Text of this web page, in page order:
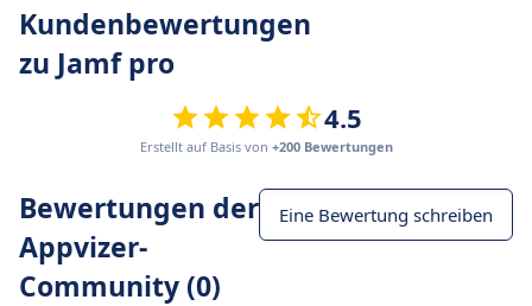
Kundenbewertungen
zu Jamf pro
4.5
Erstellt auf Basis von +200 Bewertungen
Bewertungen der
Appvizer-
Community (0)
Eine Bewertung schreiben